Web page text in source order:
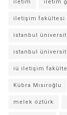
iletim iletim
iletişim fakültesi
istanbul
istanbul
iü iletişim
Kübra Mısıroğlu
melek öztürk